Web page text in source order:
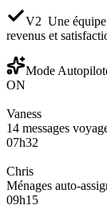
V2 Une
revenus et
Mode
ON
Vaness
14 messages
07h32
Chris
Ménages auto-
09h15